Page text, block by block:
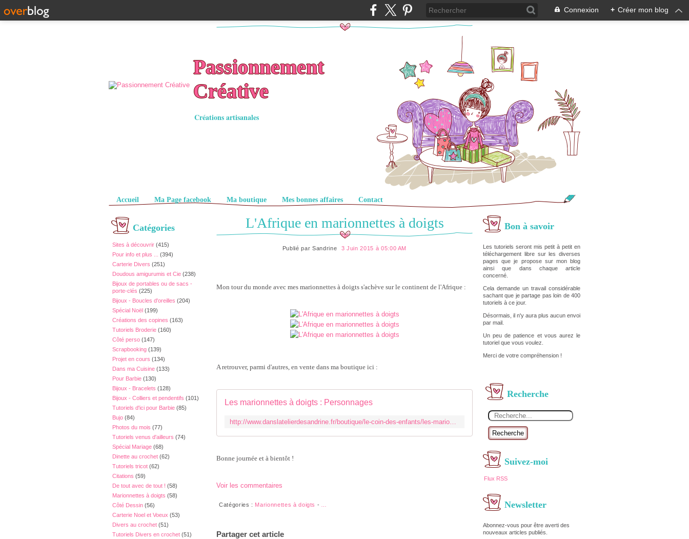
Connexion + Créer mon blog
Passionnement
Créative
Créations artisanales
Pages
Accueil Ma Page facebook Ma boutique Mes bonnes affaires Contact
Catégories
Sites à découvrir (415)
Pour info et plus ...
(394)
Carterie Divers (251)
Doudous amigurumis et Cie (238)
Bijoux de portables ou de sacs -
porte-clés (225)
Bijoux - Boucles d'oreilles (204)
Spécial Noël (199)
Créations des copines (163)
Tutoriels Broderie (160)
Côté perso (147)
Scrapbooking (139)
Projet en cours (134)
Dans ma Cuisine (133)
Pour Barbie (130)
Bijoux - Bracelets (128)
Bijoux - Colliers et pendentifs (101)
Tutoriels d'ici pour Barbie (85)
Bujo (84)
Photos du mois (77)
Tutoriels venus d'ailleurs (74)
Spécial Mariage (68)
Dinette au crochet (62)
Tutoriels tricot (62)
Citations (59)
De tout avec de tout ! (58)
Marionnettes à doigts (58)
Côté Dessin (56)
Carterie Noel et Voeux (53)
Divers au crochet (51)
Tutoriels Divers en crochet (51)
Bon à savoir
Les tutoriels seront mis petit à petit en
téléchargement libre sur les diverses
pages que je propose sur mon blog
ainsi que dans chaque article
concerné.
Cela demande un travail considérable
sachant que je partage pas loin de 400
tutoriels à ce jour.
Désormais, il n'y aura plus aucun envoi
par mail.
Un peu de patience et vous aurez le
tutoriel que vous voulez.
Merci de votre compréhension !
Recherche
Recherche
Suivez-moi
Flux RSS
Newsletter
Abonnez-vous pour être averti des
nouveaux articles publiés.
L'Afrique en marionnettes à doigts
Publié par Sandrine 3 Juin 2015 à 05:00 AM
Mon tour du monde avec mes marionnettes à doigts s'achève sur le continent de l'Afrique :
A retrouver, parmi d'autres, en vente dans ma boutique ici :
Les marionnettes à doigts : Personnages
http://www.danslatelierdesandrine.fr/boutique/le-coin-des-enfants/les-marionnettes-a-doigts-les-personnages/
Bonne journée et à bientôt !
Voir les commentaires
Catégories : Marionnettes à doigts -
Partager cet article